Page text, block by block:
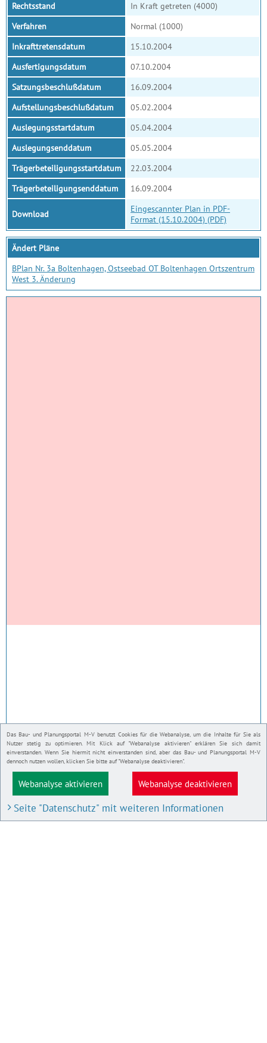
Das Bau- und Planungsportal M-V benutzt Cookies für die Webanalyse, um die Inhalte für Sie als
Nutzer stetig zu optimieren. Mit Klick auf "Webanalyse aktivieren" erklären Sie sich damit
einverstanden. Wenn Sie hiermit nicht einverstanden sind, aber das Bau- und Planungsportal M-V
dennoch nutzen wollen, klicken Sie bitte auf "Webanalyse deaktivieren".
Webanalyse aktivieren Webanalyse deaktivieren
Seite "Datenschutz" mit weiteren Informationen
Rechtsstand
In Kraft getreten (4000)
Verfahren
Normal (1000)
Inkrafttretensdatum
15.10.2004
Ausfertigungsdatum
07.10.2004
Satzungsbeschlußdatum
16.09.2004
Aufstellungsbeschlußdatum
05.02.2004
Auslegungsstartdatum
05.04.2004
Auslegungsenddatum
05.05.2004
Trägerbeteiligungsstartdatum
22.03.2004
Trägerbeteiligungsenddatum
16.09.2004
Download
Eingescannter Plan in PDF-
Format (15.10.2004) (PDF)
Ändert Pläne
BPlan Nr. 3a Boltenhagen, Ostseebad OT Boltenhagen Ortszentrum
West 3. Änderung